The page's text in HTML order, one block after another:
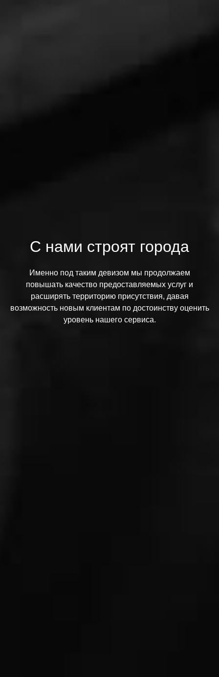
С нами строят города
Именно под таким девизом мы продолжаем
повышать качество предоставляемых услуг и
расширять территорию присутствия, давая
возможность новым клиентам по достоинству оценить
уровень нашего сервиса.